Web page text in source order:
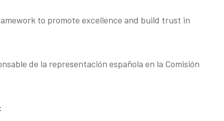
to promote excellence and build trust in
de la representación española en la Comisión